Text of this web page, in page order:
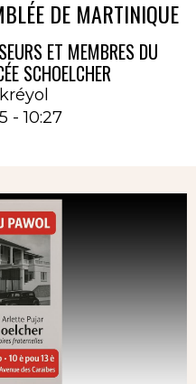
DE MARTINIQUE
ET MEMBRES DU
SCHOELCHER
- 10:27